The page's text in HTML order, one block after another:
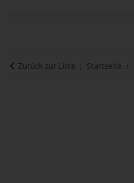
Zurück zur Liste Startseite